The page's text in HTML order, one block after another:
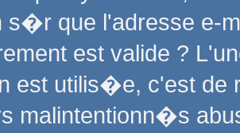
s�r que l'adresse e-
est valide ?
est utilis�e, c'est
malintentionn�s